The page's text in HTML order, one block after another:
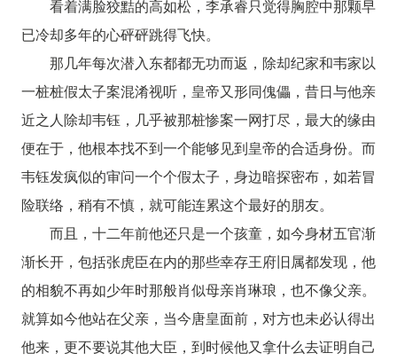
看着满脸狡黠的高如松，李承睿只觉得胸腔中那颗早
已冷却多年的心砰砰跳得飞快。
那几年每次潜入东都都无功而返，除却纪家和韦家以
一桩桩假太子案混淆视听，皇帝又形同傀儡，昔日与他亲
近之人除却韦钰，几乎被那桩惨案一网打尽，最大的缘由
便在于，他根本找不到一个能够见到皇帝的合适身份。而
韦钰发疯似的审问一个个假太子，身边暗探密布，如若冒
险联络，稍有不慎，就可能连累这个最好的朋友。
而且，十二年前他还只是一个孩童，如今身材五官渐
渐长开，包括张虎臣在内的那些幸存王府旧属都发现，他
的相貌不再如少年时那般肖似母亲肖琳琅，也不像父亲。
就算如今他站在父亲，当今唐皇面前，对方也未必认得出
他来，更不要说其他大臣，到时候他又拿什么去证明自己